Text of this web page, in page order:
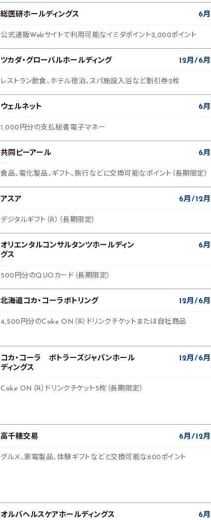
総医研ホールディングス 6月
公式通販Webサイトで利用可能なイミダポイント2,000ポイント
ツカダ・グローバルホールディング 12月 6月
レストラン飲食、ホテル宿泊、スパ施設入浴など割引券2枚
ウェルネット 6月
1,000円分の支払秘書電子マネー
共同ピーアール 6月
食品、電化製品、ギフト、旅行などに交換可能なポイント（長期限定）
アスア 6月 12月
デジタルギフト（R）（長期限定）
オリエンタルコンサルタンツホールディン
グス
6月
500円分のQUOカード（長期限定）
北海道コカ・コーラボトリング 12月 6月
4,500円分のCoke ON（R）ドリンクチケットまたは自社商品
コカ・コーラ ボトラーズジャパンホール
ディングス
12月 6月
Coke ON（R）ドリンクチケット5枚（長期限定）
高千穂交易 6月 12月
グルメ、家電製品、体験ギフトなどと交換可能な600ポイント
オルバヘルスケアホールディングス 6月